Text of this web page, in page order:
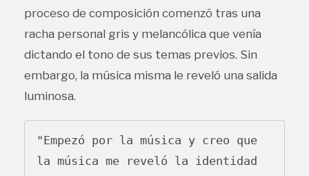
proceso de composición comenzó tras una
racha personal gris y melancólica que venía
dictando el tono de sus temas previos. Sin
embargo, la música misma le reveló una salida
luminosa.
"Empezó por la música y creo que
la música me reveló la identidad